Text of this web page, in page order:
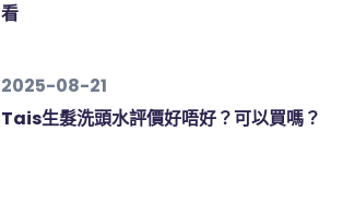
看
2025-08-21
Tais生髮洗頭水評價好唔好？可以買嗎？